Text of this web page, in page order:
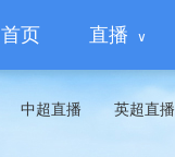
首页 直播
中超直播 英超直播